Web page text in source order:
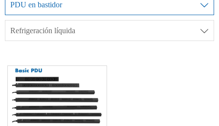
PDU en bastidor 
Refrigeración líquida 